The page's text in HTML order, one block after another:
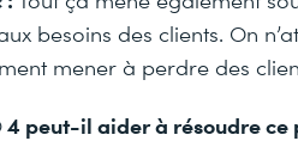
besoins des clients. On
mener à perdre des
peut-il aider à résoudre ce